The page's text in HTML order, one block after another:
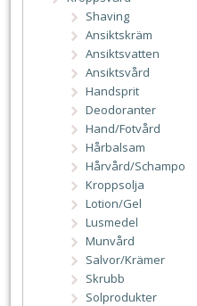
Shaving
Ansiktskräm
Ansiktsvatten
Ansiktsvård
Handsprit
Deodoranter
Hand/Fotvård
Hårbalsam
Hårvård/Schampo
Kroppsolja
Lotion/Gel
Lusmedel
Munvård
Salvor/Krämer
Skrubb
Solprodukter